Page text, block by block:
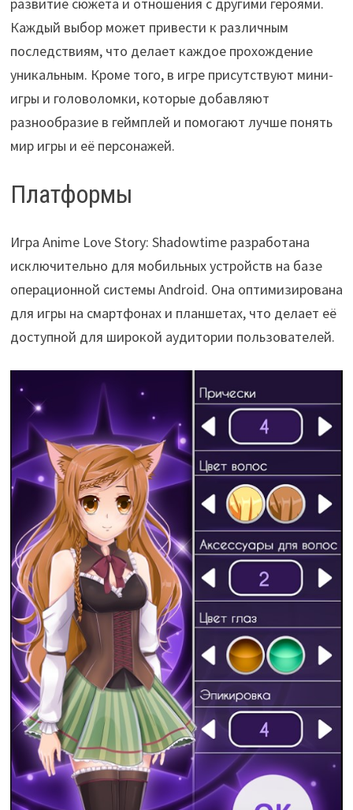
Каждый выбор может привести к различным
последствиям, что делает каждое прохождение
уникальным. Кроме того, в игре присутствуют мини-
игры и головоломки, которые добавляют
разнообразие в геймплей и помогают лучше понять
мир игры и её персонажей.
Платформы
Игра Anime Love Story: Shadowtime разработана
исключительно для мобильных устройств на базе
операционной системы Android. Она оптимизирована
для игры на смартфонах и планшетах, что делает её
доступной для широкой аудитории пользователей.